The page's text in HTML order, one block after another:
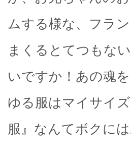
ムする様な、フラ
まくるとてつもな
いですか！あの魂
ゆる服はマイサイ
服』なんてボクに